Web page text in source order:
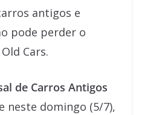
antigos e
pode perder o
Cars.
de Carros Antigos
neste domingo (5/7),